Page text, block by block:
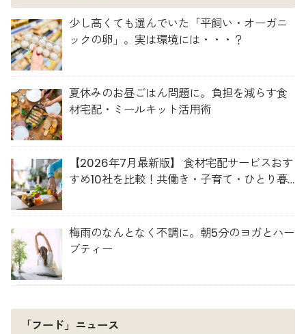
少し高くても選んでいた「平飼い・オーガニ
ックの卵」。実は環境には・・・？
夏休みのお昼ごはん問題に。負担を減らす食
材宅配・ミールキット活用術
【2026年7月最新版】 食材宅配サービスおす
すめ10社を比較！共働き・子育て・ひとり暮
梅雨のなんとなく不調に。朝5分のヨガとハー
ブティー
「フード」ニュース